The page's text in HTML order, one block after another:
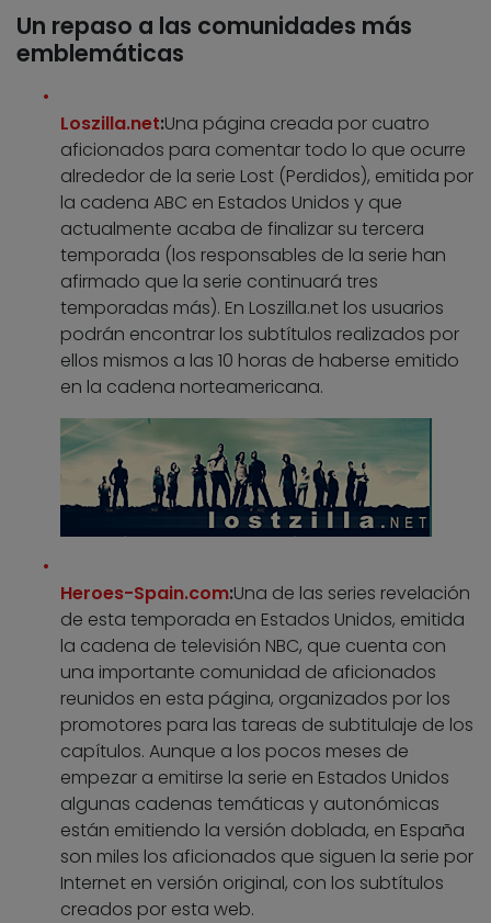
Un repaso a las comunidades más
emblemáticas
Loszilla.net:Una página creada por cuatro
aficionados para comentar todo lo que ocurre
alrededor de la serie Lost (Perdidos), emitida por
la cadena ABC en Estados Unidos y que
actualmente acaba de finalizar su tercera
temporada (los responsables de la serie han
afirmado que la serie continuará tres
temporadas más). En Loszilla.net los usuarios
podrán encontrar los subtítulos realizados por
ellos mismos a las 10 horas de haberse emitido
en la cadena norteamericana.
Heroes-Spain.com:Una de las series revelación
de esta temporada en Estados Unidos, emitida
la cadena de televisión NBC, que cuenta con
una importante comunidad de aficionados
reunidos en esta página, organizados por los
promotores para las tareas de subtitulaje de los
capítulos. Aunque a los pocos meses de
empezar a emitirse la serie en Estados Unidos
algunas cadenas temáticas y autonómicas
están emitiendo la versión doblada, en España
son miles los aficionados que siguen la serie por
Internet en versión original, con los subtítulos
creados por esta web.